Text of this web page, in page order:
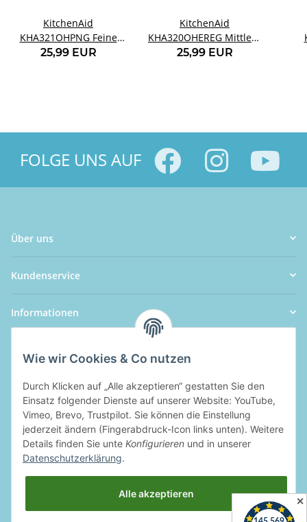
KitchenAid
KHA321OHPNG Feine
Reibe Porzellanweiß
25,99 EUR
KitchenAid
KHA320OHEREG Mittlere
Reibe rot
25,99 EUR
FOLGE UNS AUF
Über uns
Kundenservice
Informationen
Wie wir Cookies & Co nutzen
Durch Klicken auf „Alle akzeptieren“ gestatten Sie den
Einsatz folgender Dienste auf unserer Website: YouTube,
Vimeo, Brevo, Trustpilot. Sie können die Einstellung
jederzeit ändern (Fingerabdruck-Icon links unten). Weitere
Details finden Sie unte Konfigurieren und in unserer
Datenschutzerklärung.
Alle akzeptieren
✕